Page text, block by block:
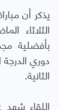
يذكر أن
الثلاثاء
دوري
الثانية.
اللقاء